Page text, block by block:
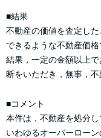
■結果
不動産の価値を査定し
できるような不動産価
結果，一定の金額以上
断をいただき，無事，不
■コメント
本件は，不動産を処分
いわゆるオーバーローン